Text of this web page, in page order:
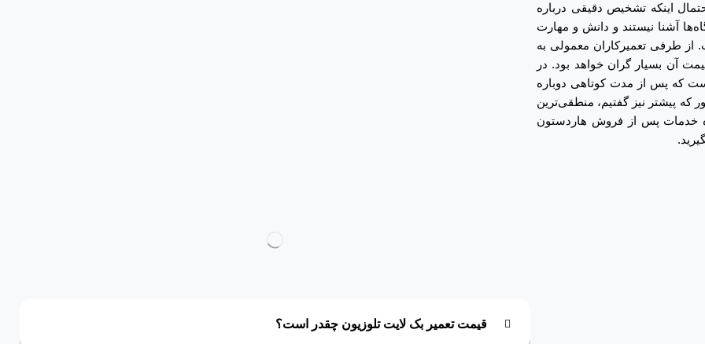
اینکه تشخیص دقیقی درباره
آشنا نیستند و دانش و مهارت
از طرفی تعمیرکاران معمولی به
آن بسیار گران خواهد بود. در
که پس از مدت کوتاهی دوباره
که پیشتر نیز گفتیم، منطقی‌ترین
خدمات پس از فروش هاردستون
قیمت تعمیر بک لایت تلوزیون چقدر است؟